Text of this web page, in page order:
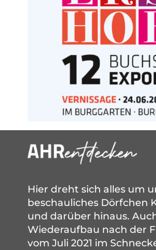
Hier dreht sich alles um
beschauliches Dörfchen
und darüber hinaus.
Wiederaufbau nach der
vom Juli 2021 im